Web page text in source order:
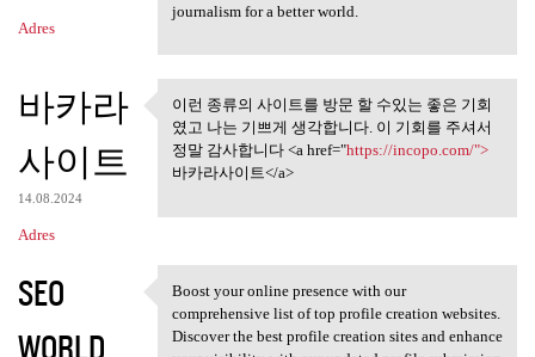
Adres
journalism for a better world.
바카라
사이트
14.08.2024
Adres
이런 종류의 사이트를 방문 할 수
있는 좋은 기회 였고
이런 종류의 사이트를 방문 할 수있는 좋은 기회
였고 나는 기쁘게 생각합니다. 이 기회를 주셔서
정말 감사합니다 <a href="https://incopo.com/">
바카라사이트</a>
SEO
WORLD
Boost your online presence
Boost your online presence with our
comprehensive list of top profile creation websites.
Discover the best profile creation sites and enhance